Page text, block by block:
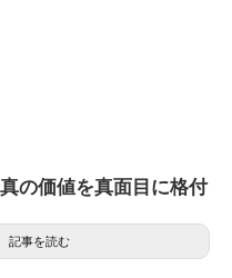
の価値を真面目に格付
記事を読む